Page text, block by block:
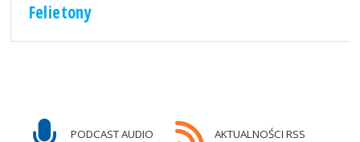
Felietony
PODCAST AUDIO AKTUALNOŚCI RSS